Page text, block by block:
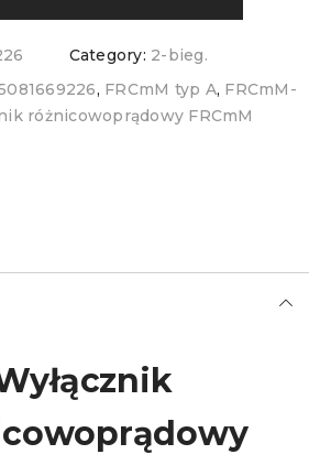
Category: 2-bieg.
, FRCmM typ A, FRCmM-
różnicowoprądowy FRCmM